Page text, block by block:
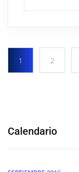
1 2
Calendario